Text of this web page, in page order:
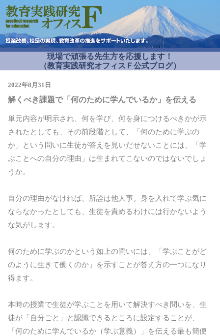
現場で頑張る先生方を応援します！
（教育実践研究オフィスＦ公式ブログ）
2022年8月31日
解くべき課題で「何のために学んでいるか」を伝える
単元内容が明示され、何を学び、何を身につけるべきかが示
されたとしても、その前段階として、「何のために学ぶの
か」という問いに生徒が答えを見いだせないことには、「学
ぶことへの自分の理由」は生まれてこないのではないでしょ
うか。
自分の理由がなければ、所詮は他人事。身を入れて学ぶ気に
ならなかったとしても、生徒を責めるわけには行かないよう
な気がします。
何のために学ぶのかという如上の問いには、「学ぶことがど
のように生きて働くのか」を示すことが答え方の一つになり
得ます。
本時の授業で生徒が学ぶことを用いて解決すべき問いを、生
徒が「自分ごと」と認識できるところに設定することが、
「何のために学んでいるか（学ぶ意義）」を伝える最も簡便